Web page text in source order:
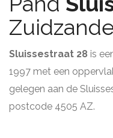
Sluissestraat 28 is
1997 met een
gelegen aan de
postcode 4505 AZ.